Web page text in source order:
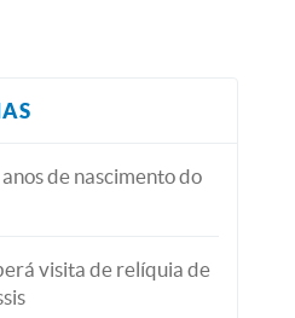
de nascimento do
visita de relíquia de